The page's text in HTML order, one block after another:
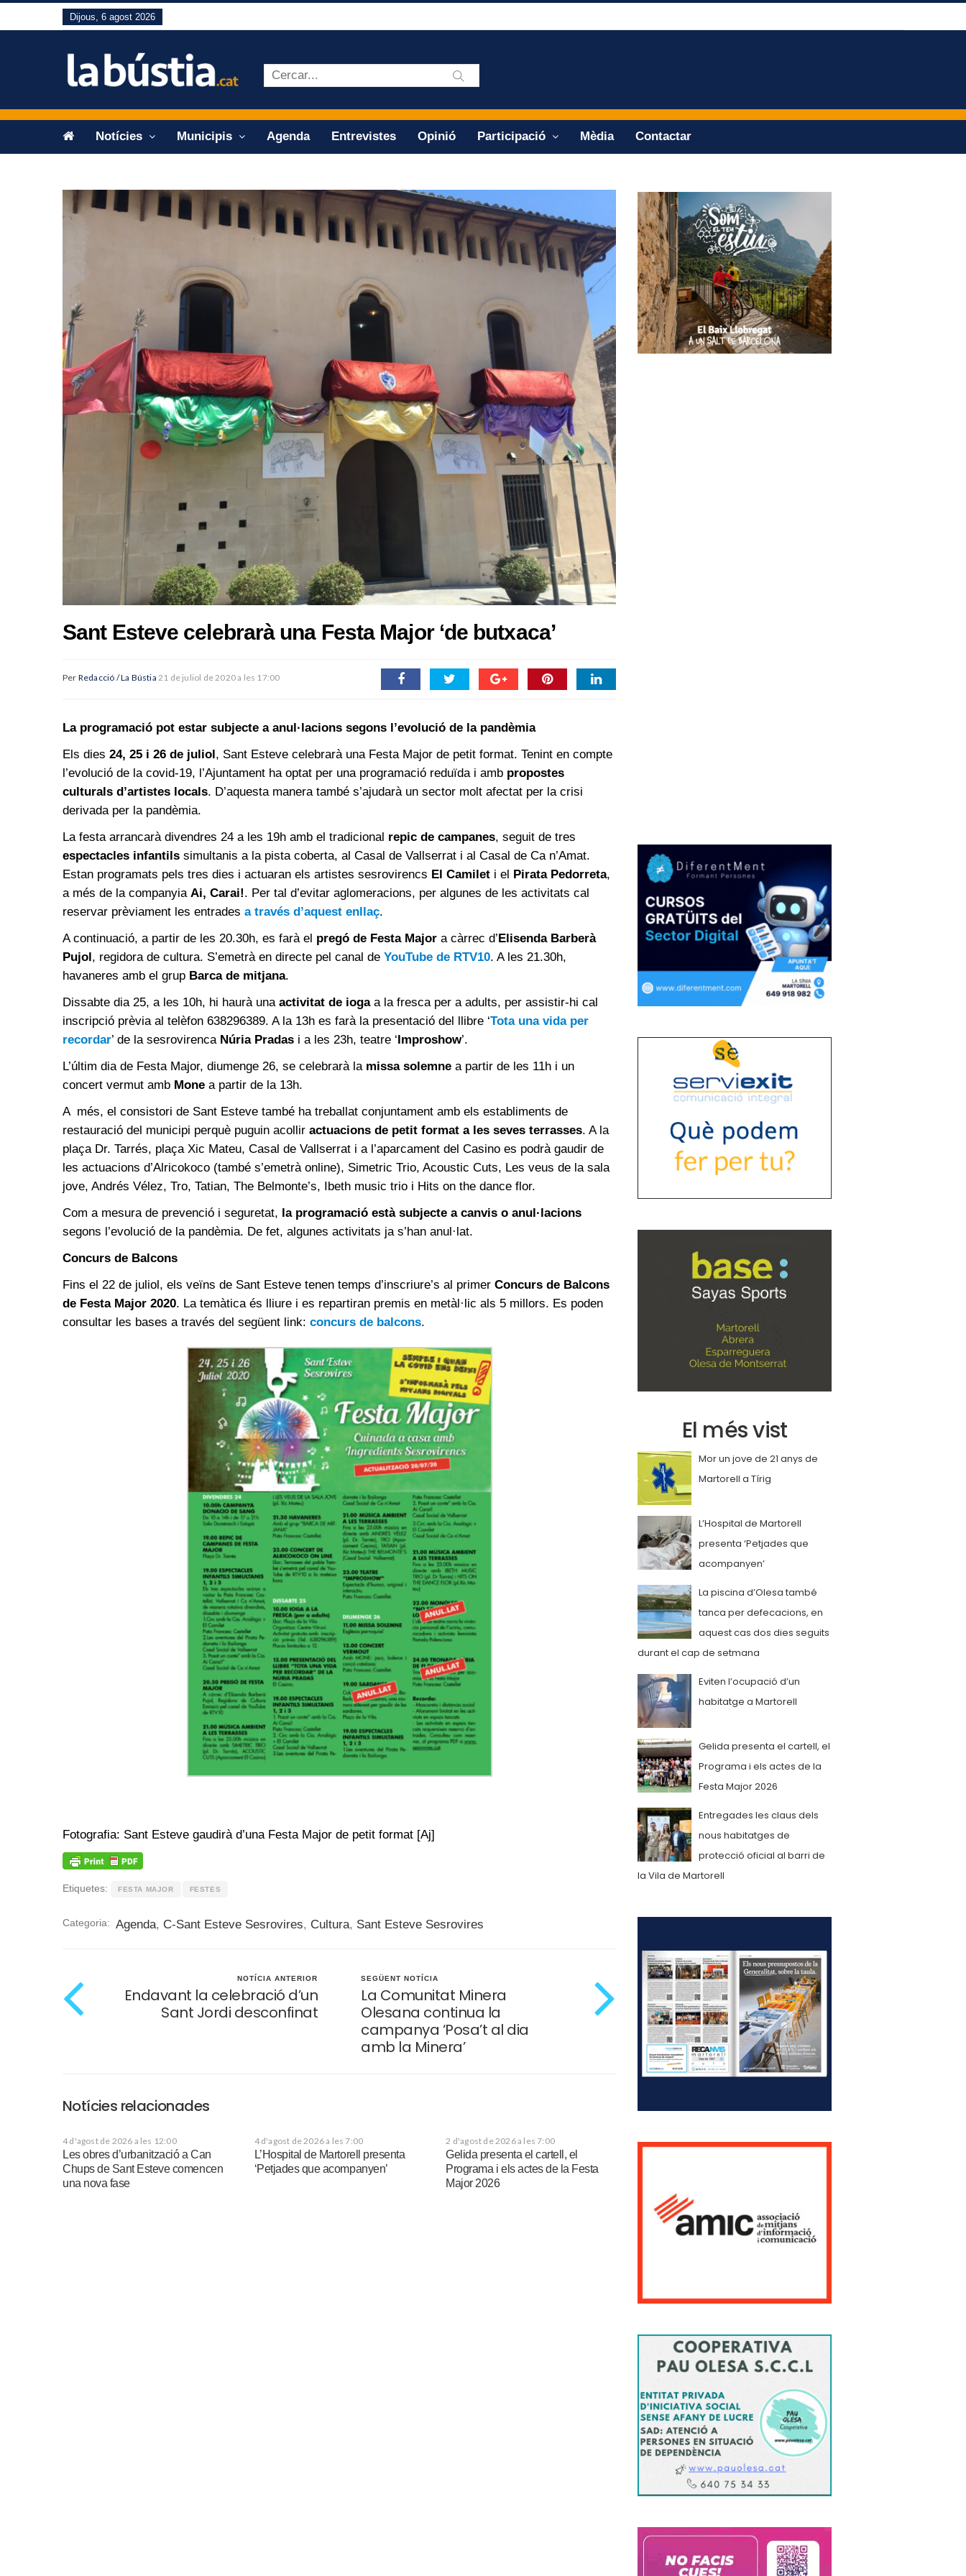
Dijous, 6 agost 2026
Notícies Municipis Agenda Entrevistes Opinió Participació Mèdia Contactar
Sant Esteve celebrarà una Festa Major ‘de butxaca’
Per Redacció / La Bústia 21 de juliol de 2020 a les 17:00
La programació pot estar subjecte a anul·lacions segons l’evolució de la pandèmia
Els dies 24, 25 i 26 de juliol, Sant Esteve celebrarà una Festa Major de petit format. Tenint en compte
l’evolució de la covid-19, l’Ajuntament ha optat per una programació reduïda i amb propostes
culturals d’artistes locals. D’aquesta manera també s’ajudarà un sector molt afectat per la crisi
derivada per la pandèmia.
La festa arrancarà divendres 24 a les 19h amb el tradicional repic de campanes, seguit de tres
espectacles infantils simultanis a la pista coberta, al Casal de Vallserrat i al Casal de Ca n’Amat.
Estan programats pels tres dies i actuaran els artistes sesrovirencs El Camilet i el Pirata Pedorreta,
a més de la companyia Ai, Carai!. Per tal d’evitar aglomeracions, per algunes de les activitats cal
reservar prèviament les entrades a través d’aquest enllaç.
A continuació, a partir de les 20.30h, es farà el pregó de Festa Major a càrrec d’Elisenda Barberà
Pujol, regidora de cultura. S’emetrà en directe pel canal de YouTube de RTV10. A les 21.30h,
havaneres amb el grup Barca de mitjana.
Dissabte dia 25, a les 10h, hi haurà una activitat de iogaa la fresca per a adults, per assistir-hi cal
inscripció prèvia al telèfon 638296389. A la 13h es farà la presentació del llibre ‘Tota una vida per
recordar’ de la sesrovirenca Núria Pradas i a les 23h, teatre ‘Improshow’.
L’últim dia de Festa Major, diumenge 26, se celebrarà la missa solemne a partir de les 11h i un
concert vermut amb Mone a partir de la 13h.
A més, el consistori de Sant Esteve també ha treballat conjuntament amb els establiments de
restauració del municipi perquè puguin acollir actuacions de petit format a les seves terrasses. A la
plaça Dr. Tarrés, plaça Xic Mateu, Casal de Vallserrat i a l’aparcament del Casino es podrà gaudir de
les actuacions d’Alricokoco (també s’emetrà online), Simetric Trio, Acoustic Cuts, Les veus de la sala
jove, Andrés Vélez, Tro, Tatian, The Belmonte’s, Ibeth music trio i Hits on the dance flor.
Com a mesura de prevenció i seguretat, la programació està subjecte a canvis o anul·lacions
segons l’evolució de la pandèmia. De fet, algunes activitats ja s’han anul·lat.
Concurs de Balcons
Fins el 22 de juliol, els veïns de Sant Esteve tenen temps d’inscriure’s al primer Concurs de Balcons
de Festa Major 2020. La temàtica és lliure i es repartiran premis en metàl·lic als 5 millors. Es poden
consultar les bases a través del següent link: concurs de balcons.
Fotografia: Sant Esteve gaudirà d’una Festa Major de petit format [Aj]
Etiquetes: FESTA MAJOR FESTES
Categoria: Agenda, C-Sant Esteve Sesrovires, Cultura, Sant Esteve Sesrovires
NOTÍCIA ANTERIOR
Endavant la celebració d’un
Sant Jordi desconfinat
SEGÜENT NOTÍCIA
La Comunitat Minera
Olesana continua la
campanya ‘Posa’t al dia
amb la Minera’
Notícies relacionades
4 d'agost de 2026 a les 12:00
Les obres d’urbanització a Can
Chups de Sant Esteve comencen
una nova fase
4 d'agost de 2026 a les 7:00
L’Hospital de Martorell presenta
‘Petjades que acompanyen’
2 d'agost de 2026 a les 7:00
Gelida presenta el cartell, el
Programa i els actes de la Festa
Major 2026
El més vist
Mor un jove de 21 anys de
Martorell a Tírig
L’Hospital de Martorell
presenta ‘Petjades que
acompanyen’
La piscina d’Olesa també
tanca per defecacions, en
aquest cas dos dies seguits
durant el cap de setmana
Eviten l’ocupació d’un
habitatge a Martorell
Gelida presenta el cartell, el
Programa i els actes de la
Festa Major 2026
Entregades les claus dels
nous habitatges de
protecció oficial al barri de
la Vila de Martorell